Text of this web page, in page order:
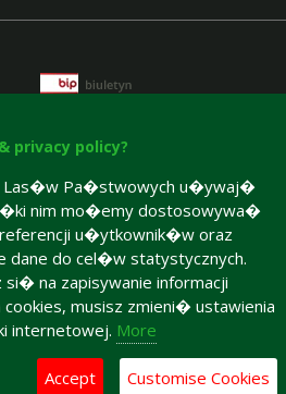
,
Accesibility declaration
privacy policy?
Las�w Pa�stwowych u�ywaj�
nim mo�emy dostosowywa�
u�ytkownik�w oraz
dane do cel�w statystycznych.
si� na zapisywanie informacji
cookies, musisz zmieni� ustawienia
internetowej. More
Accept Customise Cookies